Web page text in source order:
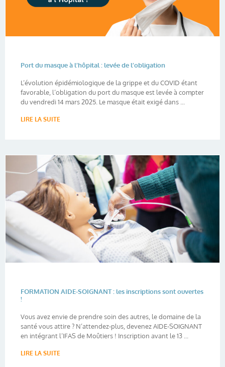
Port du masque à l’hôpital : levée de l’obligation
L’évolution épidémiologique de la grippe et du COVID étant
favorable, l’obligation du port du masque est levée à compter
du vendredi 14 mars 2025. Le masque était exigé dans ...
LIRE LA SUITE
FORMATION AIDE-SOIGNANT : les inscriptions sont ouvertes
!
Vous avez envie de prendre soin des autres, le domaine de la
santé vous attire ? N’attendez-plus, devenez AIDE-SOIGNANT
en intégrant l’IFAS de Moûtiers ! Inscription avant le 13 ...
LIRE LA SUITE